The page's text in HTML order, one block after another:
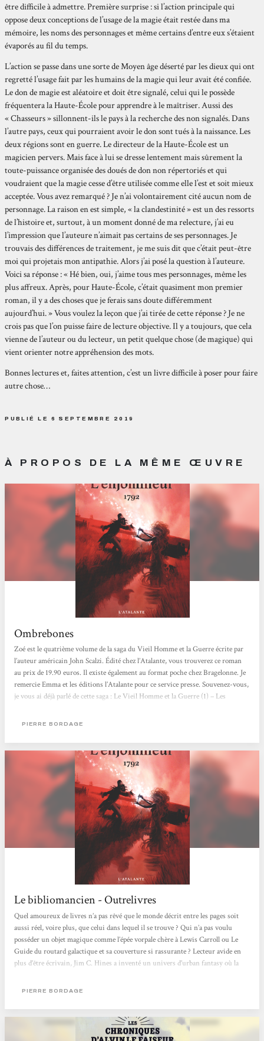
être difficile à admettre. Première surprise : si l’action principale qui
oppose deux conceptions de l’usage de la magie était restée dans ma
mémoire, les noms des personnages et même certains d’entre eux s’étaient
évaporés au fil du temps.
L’action se passe dans une sorte de Moyen âge déserté par les dieux qui ont
regretté l’usage fait par les humains de la magie qui leur avait été confiée.
Le don de magie est aléatoire et doit être signalé, celui qui le possède
fréquentera la Haute-École pour apprendre à le maîtriser. Aussi des
« Chasseurs » sillonnent-ils le pays à la recherche des non signalés. Dans
l’autre pays, ceux qui pourraient avoir le don sont tués à la naissance. Les
deux régions sont en guerre. Le directeur de la Haute-École est un
magicien pervers. Mais face à lui se dresse lentement mais sûrement la
toute-puissance organisée des doués de don non répertoriés et qui
voudraient que la magie cesse d’être utilisée comme elle l’est et soit mieux
acceptée. Vous avez remarqué ? Je n’ai volontairement cité aucun nom de
personnage. La raison en est simple, « la clandestinité » est un des ressorts
de l’histoire et, surtout, à un moment donné de ma relecture, j’ai eu
l’impression que l’auteure n’aimait pas certains de ses personnages. Je
trouvais des différences de traitement, je me suis dit que c’était peut-être
moi qui projetais mon antipathie. Alors j’ai posé la question à l’auteure.
Voici sa réponse : « Hé bien, oui, j’aime tous mes personnages, même les
plus affreux. Après, pour Haute-École, c’était quasiment mon premier
roman, il y a des choses que je ferais sans doute différemment
aujourd’hui. » Vous voulez la leçon que j’ai tirée de cette réponse ? Je ne
crois pas que l’on puisse faire de lecture objective. Il y a toujours, que cela
vienne de l’auteur ou du lecteur, un petit quelque chose (de magique) qui
vient orienter notre appréhension des mots.
Bonnes lectures et, faites attention, c’est un livre difficile à poser pour faire
autre chose…
PUBLIÉ LE 6 SEPTEMBRE 2019
À PROPOS DE LA MÊME ŒUVRE
Ombrebones
Zoé est le quatrième volume de la saga du Vieil Homme et la Guerre écrite par
l’auteur américain John Scalzi. Édité chez l’Atalante, vous trouverez ce roman
au prix de 19.90 euros. Il existe également au format poche chez Bragelonne. Je
remercie Emma et les éditions l’Atalante pour ce service presse. Souvenez-vous,
je vous ai déjà parlé de cette saga : Le Vieil Homme et la Guerre (1) – Les
les évènements qui se déroulent dans La dernière colonie dont je...
PIERRE BORDAGE
Le bibliomancien - Outrelivres
Quel amoureux de livres n’a pas rêvé que le monde décrit entre les pages soit
aussi réel, voire plus, que celui dans lequel il se trouve ? Qui n’a pas voulu
posséder un objet magique comme l’épée vorpale chère à Lewis Carroll ou Le
Guide du routard galactique et sa couverture si rassurante ? Lecteur avide en
plus d’être écrivain, Jim C. Hines a inventé un univers d’urban fantasy où la
de la série Magie Ex Libris, il nous présente Isaac Vainio, bibliothécaire dans...
PIERRE BORDAGE